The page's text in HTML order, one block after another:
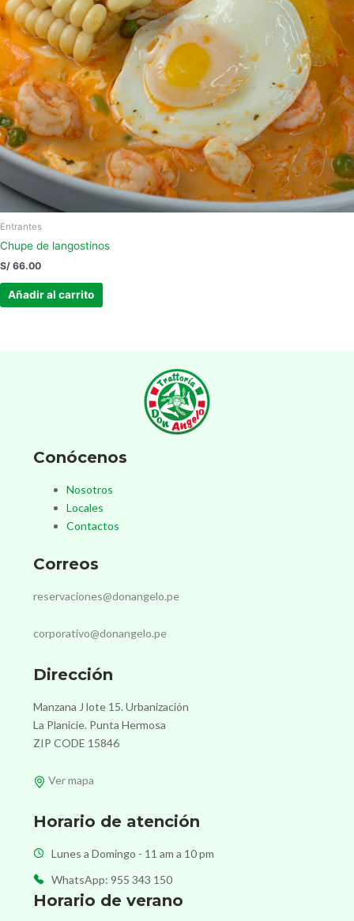
Entrantes
Chupe de langostinos
S/ 66.00
Añadir al carrito
Conócenos
Nosotros
Locales
Contactos
Correos
reservaciones@donangelo.pe
corporativo@donangelo.pe
Dirección
Manzana J lote 15. Urbanización
La Planicie. Punta Hermosa
ZIP CODE 15846
Ver mapa
Horario de atención
Lunes a Domingo - 11 am a 10 pm
WhatsApp: 955 343 150
Horario de verano